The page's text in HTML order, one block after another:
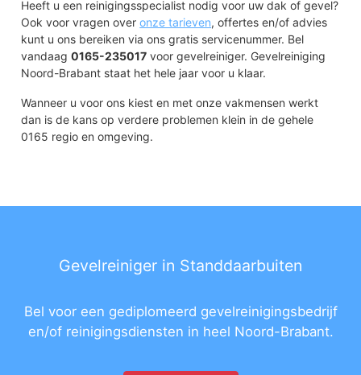
Heeft u een reinigingsspecialist nodig voor uw dak of gevel?
Ook voor vragen overonze tarieven, offertes en/of advies
kunt u ons bereiken via ons gratis servicenummer. Bel
vandaag0165-235017 voor gevelreiniger. Gevelreiniging
Noord-Brabant staat het hele jaar voor u klaar.
Wanneer u voor ons kiest en met onze vakmensen werkt
dan is de kans op verdere problemen klein in de gehele
0165 regio en omgeving.
Gevelreiniger in Standdaarbuiten
Bel voor een gediplomeerd gevelreinigingsbedrijf
en/of reinigingsdiensten in heel Noord-Brabant.